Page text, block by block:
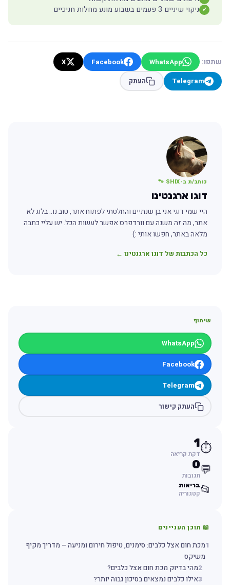
✓ ניקוי שיניים 3 פעמים בשבוע מונע מחלות חניכיים
שתפו: WhatsApp
Facebook
X
Telegram
העתק
כותב/ת ב-SHIX 🐾
דוגו ארגנטינו
היי שמי דוגי אני בן שנתיים והחלטתי לפתוח אתר, טוב נו.. בלוג לא
אתר, מה זה משנה עם וורדפרס אפשר לעשות הכל. יש עליי כתבה
מלאה באתר, חפשו אותי :)
כל הכתבות של דוגו ארגנטינו ←
שיתוף
WhatsApp
Facebook
Telegram
העתק קישור
⏱️
1
דקת קריאה
💬
0
תגובות
📂בריאות
קטגוריה
📖 תוכן העניינים
מכת חום אצל כלבים: סימנים, טיפול חירום ומניעה – מדריך מקיף
משיקס
2מהי בדיוק מכת חום אצל כלבים?
אילו כלבים נמצאים בסיכון גבוה יותר?